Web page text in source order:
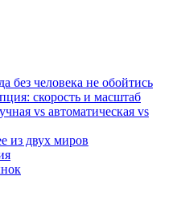
без человека не обойтись
скорость и масштаб
vs автоматическая vs
из двух миров